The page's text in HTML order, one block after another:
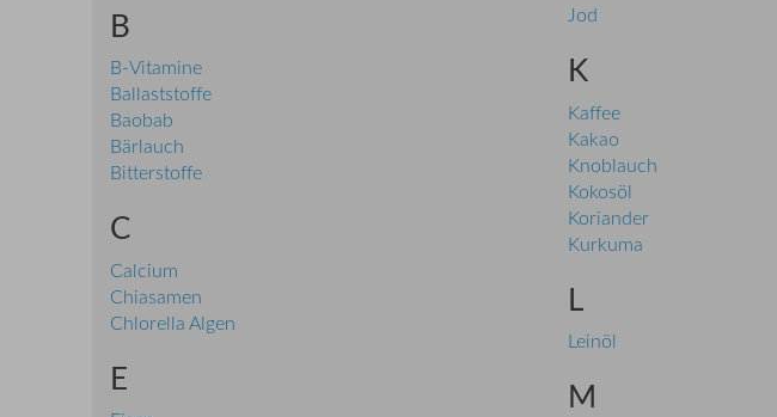
B
B-Vitamine
Ballaststoffe
Baobab
Bärlauch
Bitterstoffe
C
Calcium
Chiasamen
Chlorella Algen
E
Jod
K
Kaffee
Kakao
Knoblauch
Kokosöl
Koriander
Kurkuma
L
Leinöl
M